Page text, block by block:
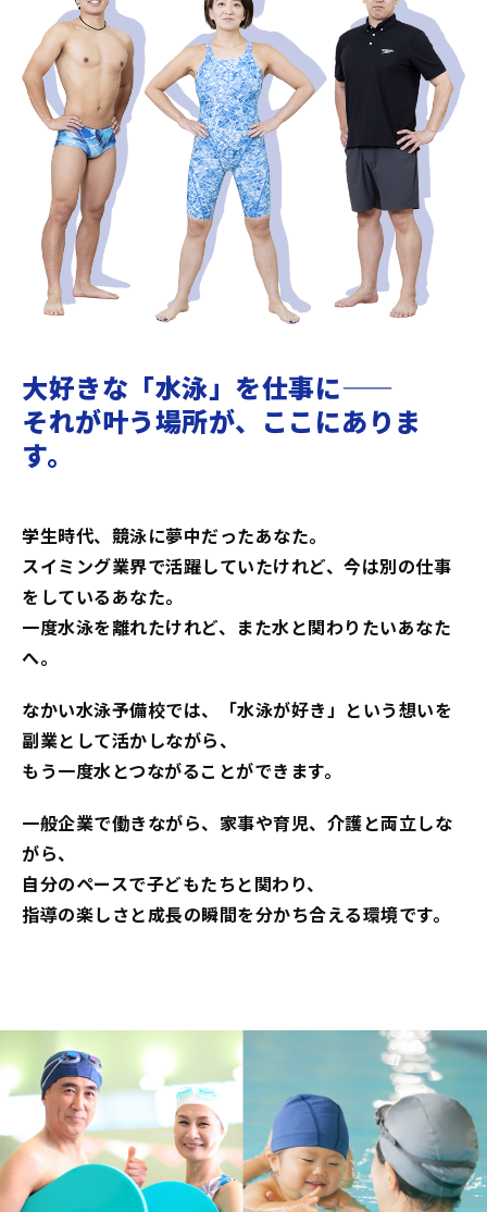
大好きな「水泳」を仕事に――
それが叶う場所が、ここにありま
す。
学生時代、競泳に夢中だったあなた。
スイミング業界で活躍していたけれど、今は別の仕事
をしているあなた。
一度水泳を離れたけれど、また水と関わりたいあなた
へ。
なかい水泳予備校では、「水泳が好き」という想いを
副業として活かしながら、
もう一度水とつながることができます。
一般企業で働きながら、家事や育児、介護と両立しな
がら、
自分のペースで子どもたちと関わり、
指導の楽しさと成長の瞬間を分かち合える環境です。